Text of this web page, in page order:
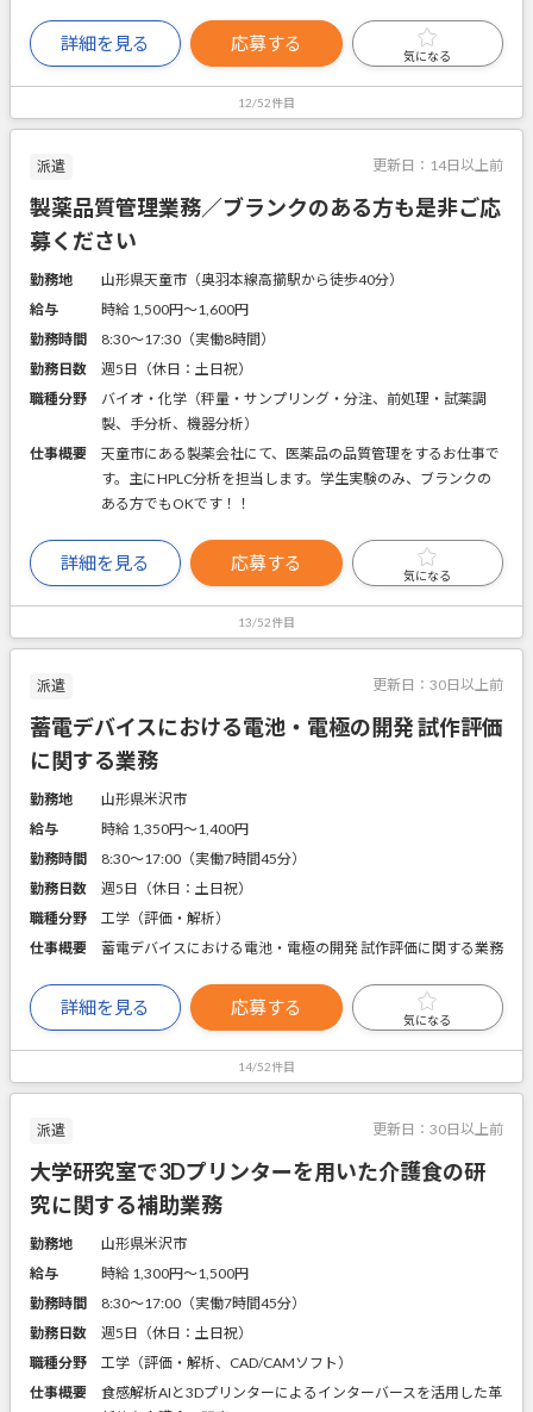
詳細を見る 応募する
気になる
12/52件目
派遣 更新日： 14日以上前
製薬品質管理業務／ブランクのある方も是非ご応
募ください
勤務地
山形県天童市（奥羽本線高擶駅から徒歩40分）
給与
時給 1,500円〜1,600円
勤務時間
8:30～17:30（実働8時間）
勤務日数
週5日（休日：土日祝）
職種分野
バイオ・化学（秤量・サンプリング・分注、前処理・試薬調
製、手分析、機器分析）
仕事概要
天童市にある製薬会社にて、医薬品の品質管理をするお仕事で
す。主にHPLC分析を担当します。学生実験のみ、ブランクの
ある方でもOKです！！
詳細を見る 応募する
気になる
13/52件目
派遣 更新日： 30日以上前
蓄電デバイスにおける電池・電極の開発 試作評価
に関する業務
勤務地
山形県米沢市
給与
時給 1,350円〜1,400円
勤務時間
8:30～17:00（実働7時間45分）
勤務日数
週5日（休日：土日祝）
職種分野
工学（評価・解析）
仕事概要
蓄電デバイスにおける電池・電極の開発 試作評価に関する業務
詳細を見る 応募する
気になる
14/52件目
派遣 更新日： 30日以上前
大学研究室で3Dプリンターを用いた介護食の研
究に関する補助業務
勤務地
山形県米沢市
給与
時給 1,300円〜1,500円
勤務時間
8:30～17:00（実働7時間45分）
勤務日数
週5日（休日：土日祝）
職種分野
工学（評価・解析、CAD/CAMソフト）
仕事概要
食感解析AIと3Dプリンターによるインターバースを活用した革